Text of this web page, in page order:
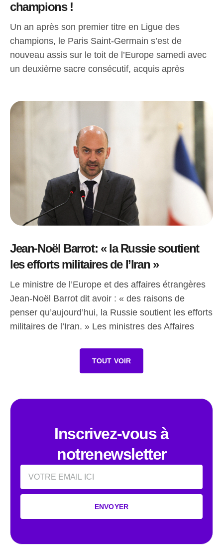
champions !
Un an après son premier titre en Ligue des
champions, le Paris Saint-Germain s’est de
nouveau assis sur le toit de l’Europe samedi avec
un deuxième sacre consécutif, acquis après
Jean-Noël Barrot: « la Russie soutient
les efforts militaires de l’Iran »
Le ministre de l’Europe et des affaires étrangères
Jean-Noël Barrot dit avoir : « des raisons de
penser qu’aujourd’hui, la Russie soutient les efforts
militaires de l’Iran. » Les ministres des Affaires
TOUT VOIR
Inscrivez-vous à
notrenewsletter
Email
ENVOYER